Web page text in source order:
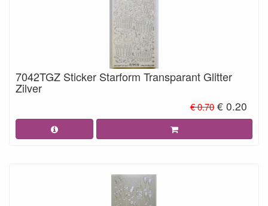
7042TGZ Sticker Starform Transparant Glitter
Zilver
€ 0.70 € 0.20